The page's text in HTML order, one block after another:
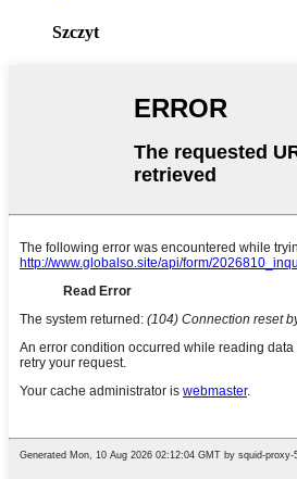
Szczyt